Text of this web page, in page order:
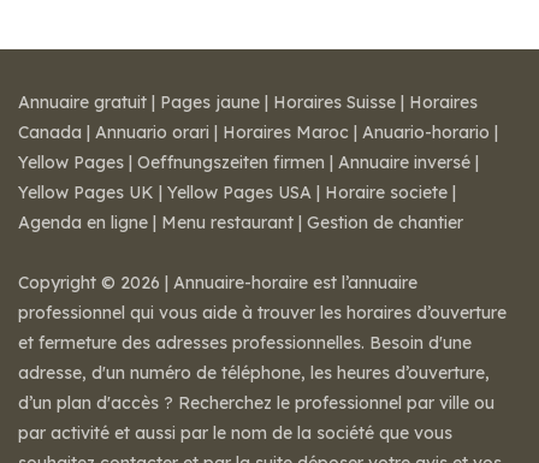
Annuaire gratuit | Pages jaune | Horaires Suisse | Horaires
Canada | Annuario orari | Horaires Maroc | Anuario-horario |
Yellow Pages | Oeffnungszeiten firmen | Annuaire inversé |
Yellow Pages UK | Yellow Pages USA | Horaire societe |
Agenda en ligne | Menu restaurant | Gestion de chantier
Copyright © 2026 | Annuaire-horaire est l’annuaire
professionnel qui vous aide à trouver les horaires d’ouverture
et fermeture des adresses professionnelles. Besoin d'une
adresse, d'un numéro de téléphone, les heures d’ouverture,
d’un plan d'accès ? Recherchez le professionnel par ville ou
par activité et aussi par le nom de la société que vous